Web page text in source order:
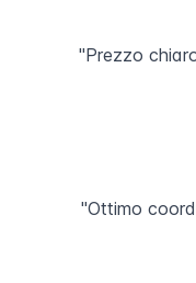
"Prezzo
"Ottimo